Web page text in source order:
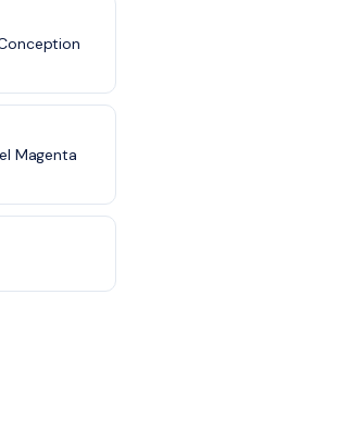
Magenta